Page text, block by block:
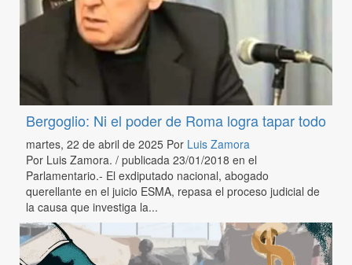
Bergoglio: Ni el poder de Roma logra tapar todo
martes, 22 de abril de 2025 Por Luis Zamora
Por Luis Zamora. / publicada 23/01/2018 en el
Parlamentario.- El exdiputado nacional, abogado
querellante en el juicio ESMA, repasa el proceso judicial de
la causa que investiga la...